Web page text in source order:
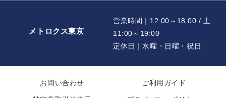
メトロクス東京
営業時間｜12:00～18:00 / 土
11:00～19:00
定休日｜水曜・日曜・祝日
お問い合わせ ご利用ガイド